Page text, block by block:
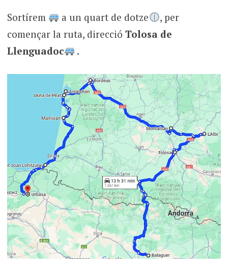
Sortírem a un quart de dotze
, per
començar la ruta, direcció Tolosa de
Llenguadoc
.